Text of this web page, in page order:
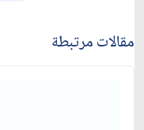
مقالات مرتبطة